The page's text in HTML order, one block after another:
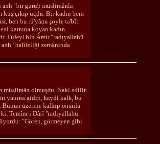
anh" bir gurub müslimânla
kuş çıkıp uçdu. Bir kadın beni
ben bu rü'yâmı şöyle ta'bîr
karnına koyan kadın
Tufeyl bin Âmir "radıyallahü
anh" halîfeliği zemânında
müslimân olmuşdu. Nakl edilir
yanına gidip, haydi kalk, bu
Bunun üzerine kalkıp onunla
Temîm-i Dârî "radıyallahü
"Gören, görmeyen gibi